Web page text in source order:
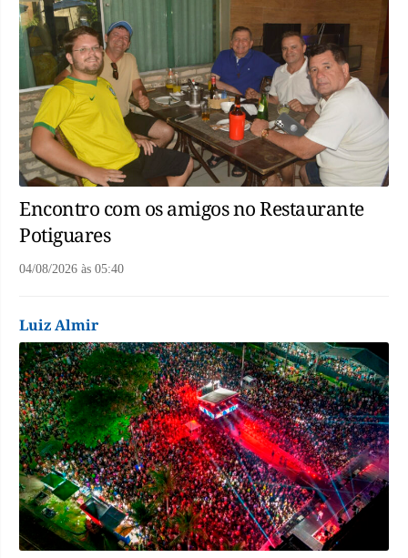
Encontro com os amigos no Restaurante
Potiguares
04/08/2026 às 05:40
Luiz Almir